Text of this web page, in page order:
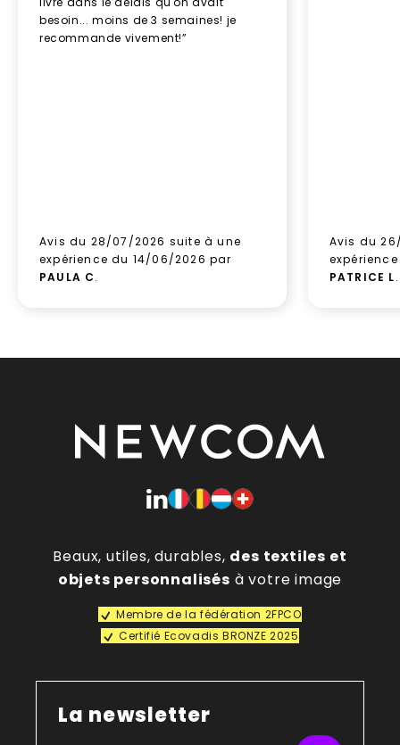
besoin... moins de 3 semaines! je
recommande vivement!”
Avis du 28/07/2026 suite à une
expérience du 14/06/2026 par
PAULA C.
Avis du
PATRICE L.
Beaux, utiles, durables, des textiles et
objets personnalisés à votre image
Membre de la fédération 2FPCO
Certifié Ecovadis BRONZE 2025
La newsletter